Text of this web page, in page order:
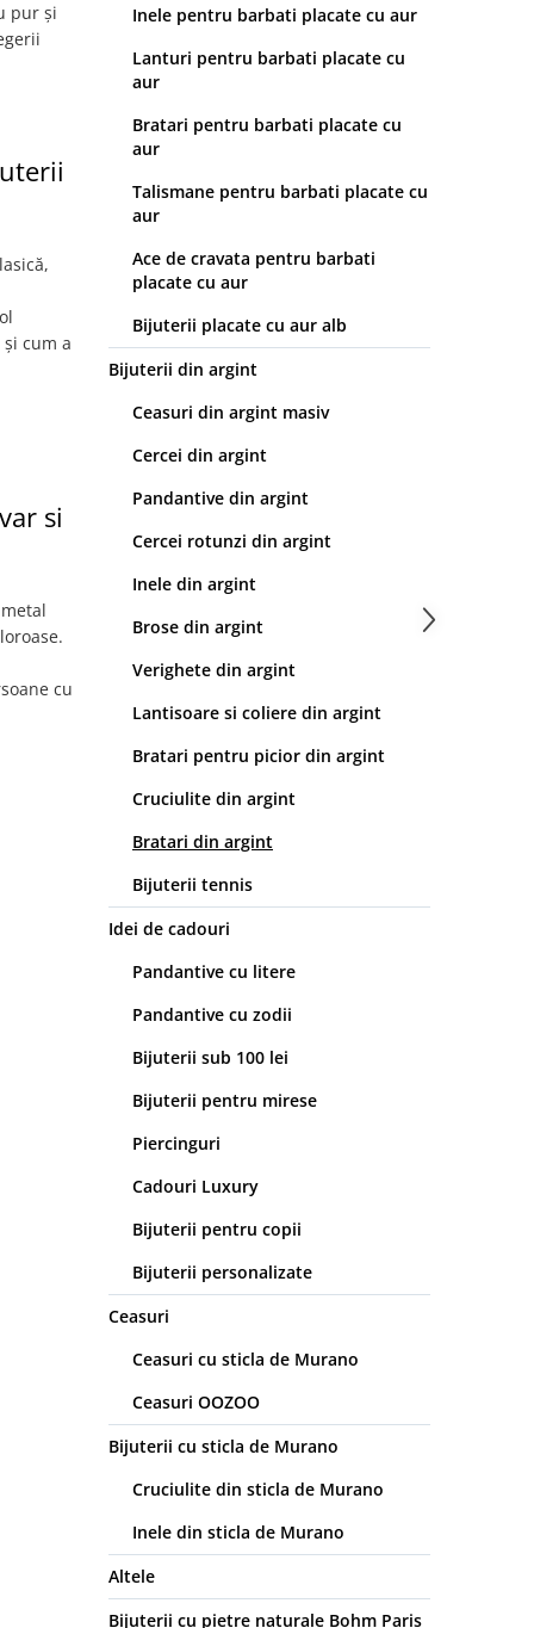
pur și
cum a
si
cu
Inele pentru barbati placate cu aur
Lanturi pentru barbati placate cu
aur
Bratari pentru barbati placate cu
aur
Talismane pentru barbati placate cu
aur
Ace de cravata pentru barbati
placate cu aur
Bijuterii placate cu aur alb
Bijuterii din argint
Ceasuri din argint masiv
Cercei din argint
Pandantive din argint
Cercei rotunzi din argint
Inele din argint
Brose din argint
Verighete din argint
Lantisoare si coliere din argint
Bratari pentru picior din argint
Cruciulite din argint
Bratari din argint
Bijuterii tennis
Idei de cadouri
Pandantive cu litere
Pandantive cu zodii
Bijuterii sub 100 lei
Bijuterii pentru mirese
Piercinguri
Cadouri Luxury
Bijuterii pentru copii
Bijuterii personalizate
Ceasuri
Ceasuri cu sticla de Murano
Ceasuri OOZOO
Bijuterii cu sticla de Murano
Cruciulite din sticla de Murano
Inele din sticla de Murano
Altele
Bijuterii cu pietre naturale Bohm Paris